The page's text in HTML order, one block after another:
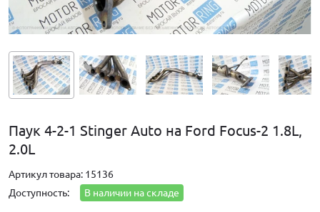
Паук 4-2-1 Stinger Auto на Ford Focus-2 1.8L,
2.0L
Артикул товара: 15136
Доступность:
В наличии на складе